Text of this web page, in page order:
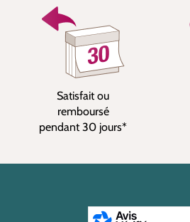
Satisfait ou
remboursé
pendant 30 jours*